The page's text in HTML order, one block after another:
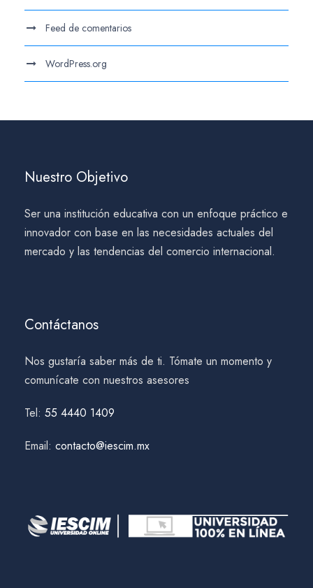
Feed de comentarios
WordPress.org
Nuestro Objetivo
Ser una institución educativa con un enfoque práctico e
innovador con base en las necesidades actuales del
mercado y las tendencias del comercio internacional.
Contáctanos
Nos gustaría saber más de ti. Tómate un momento y
comunícate con nuestros asesores
Tel: 55 4440 1409
Email: contacto@iescim.mx